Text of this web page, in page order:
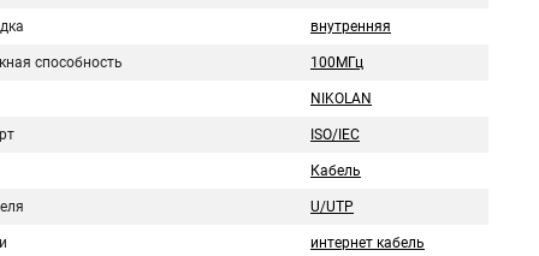
внутренняя
способность 100МГц
NIKOLAN
ISO/IEC
Кабель
U/UTP
интернет кабель